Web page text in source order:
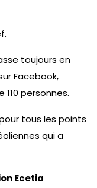
toujours en
Facebook,
personnes.
tous les points
qui a
Ecetia